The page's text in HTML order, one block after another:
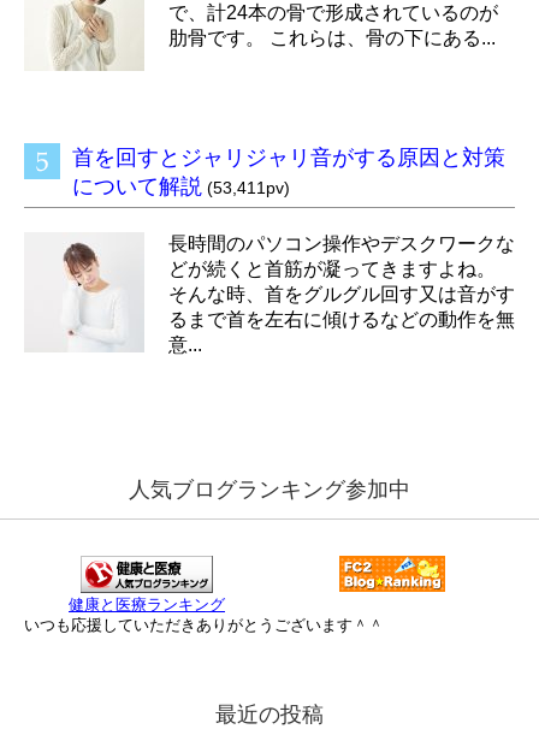
で、計24本の骨で形成されているのが
肋骨です。 これらは、骨の下にある...
首を回すとジャリジャリ音がする原因と対策
について解説 (53,411pv)
長時間のパソコン操作やデスクワークな
どが続くと首筋が凝ってきますよね。
そんな時、首をグルグル回す又は音がす
るまで首を左右に傾けるなどの動作を無
意...
人気ブログランキング参加中
健康と医療ランキング
いつも応援していただきありがとうございます＾＾
最近の投稿